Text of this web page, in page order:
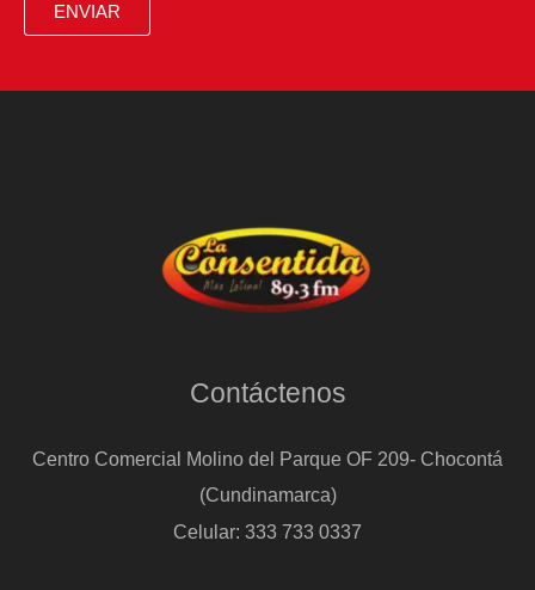
ENVIAR
Contáctenos
Centro Comercial Molino del Parque OF 209- Chocontá
(Cundinamarca)
Celular: 333 733 0337